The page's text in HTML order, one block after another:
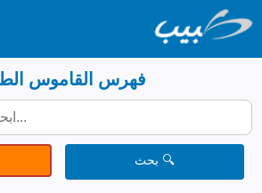
فهرس القاموس
🔍 بحث